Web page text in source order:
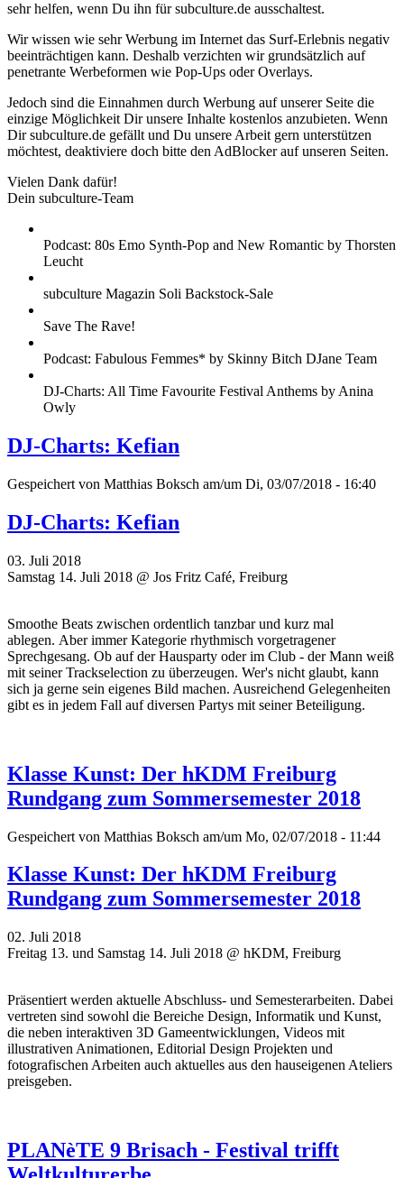
sehr helfen, wenn Du ihn für subculture.de ausschaltest.
Wir wissen wie sehr Werbung im Internet das Surf-Erlebnis negativ
beeinträchtigen kann. Deshalb verzichten wir grundsätzlich auf
penetrante Werbeformen wie Pop-Ups oder Overlays.
Jedoch sind die Einnahmen durch Werbung auf unserer Seite die
einzige Möglichkeit Dir unsere Inhalte kostenlos anzubieten. Wenn
Dir subculture.de gefällt und Du unsere Arbeit gern unterstützen
möchtest, deaktiviere doch bitte den AdBlocker auf unseren Seiten.
Vielen Dank dafür!
Dein subculture-Team
Podcast: 80s Emo Synth-Pop and New Romantic by Thorsten
Leucht
subculture Magazin Soli Backstock-Sale
Save The Rave!
Podcast: Fabulous Femmes* by Skinny Bitch DJane Team
DJ-Charts: All Time Favourite Festival Anthems by Anina
Owly
DJ-Charts: Kefian
Gespeichert von Matthias Boksch am/um Di, 03/07/2018 - 16:40
DJ-Charts: Kefian
03. Juli 2018
Samstag 14. Juli 2018 @ Jos Fritz Café, Freiburg
Smoothe Beats zwischen ordentlich tanzbar und kurz mal
ablegen. Aber immer Kategorie rhythmisch vorgetragener
Sprechgesang. Ob auf der Hausparty oder im Club - der Mann weiß
mit seiner Trackselection zu überzeugen. Wer's nicht glaubt, kann
sich ja gerne sein eigenes Bild machen. Ausreichend Gelegenheiten
gibt es in jedem Fall auf diversen Partys mit seiner Beteiligung.
Klasse Kunst: Der hKDM Freiburg
Rundgang zum Sommersemester 2018
Gespeichert von Matthias Boksch am/um Mo, 02/07/2018 - 11:44
Klasse Kunst: Der hKDM Freiburg
Rundgang zum Sommersemester 2018
02. Juli 2018
Freitag 13. und Samstag 14. Juli 2018 @ hKDM, Freiburg
Präsentiert werden aktuelle Abschluss- und Semesterarbeiten. Dabei
vertreten sind sowohl die Bereiche Design, Informatik und Kunst,
die neben interaktiven 3D Gameentwicklungen, Videos mit
illustrativen Animationen, Editorial Design Projekten und
fotografischen Arbeiten auch aktuelles aus den hauseigenen Ateliers
preisgeben.
PLANèTE 9 Brisach - Festival trifft